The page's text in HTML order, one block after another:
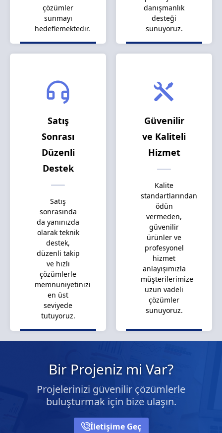
çözümler
sunmayı
hedeflemektedir.
danışmanlık
desteği
sunuyoruz.
Satış
Sonrası
Düzenli
Destek
Satış
sonrasında
da yanınızda
olarak teknik
destek,
düzenli takip
ve hızlı
çözümlerle
memnuniyetinizi
en üst
seviyede
tutuyoruz.
Güvenilir
ve Kaliteli
Hizmet
Kalite
standartlarından
ödün
vermeden,
güvenilir
ürünler ve
profesyonel
hizmet
anlayışımızla
müşterilerimize
uzun vadeli
çözümler
sunuyoruz.
Bir Projeniz mi Var?
Projelerinizi güvenilir çözümlerle
buluşturmak için bize ulaşın.
İletişime Geç